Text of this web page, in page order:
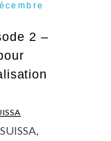
2 –